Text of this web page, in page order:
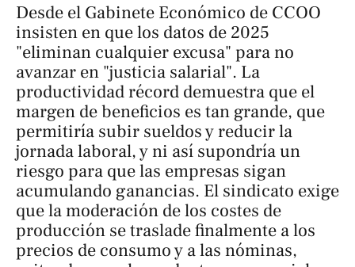
Desde el Gabinete Económico de CCOO
insisten en que los datos de 2025
"eliminan cualquier excusa" para no
avanzar en "justicia salarial". La
productividad récord demuestra que el
margen de beneficios es tan grande, que
permitiría subir sueldos y reducir la
jornada laboral, y ni así supondría un
riesgo para que las empresas sigan
acumulando ganancias. El sindicato exige
que la moderación de los costes de
producción se traslade finalmente a los
precios de consumo y a las nóminas,